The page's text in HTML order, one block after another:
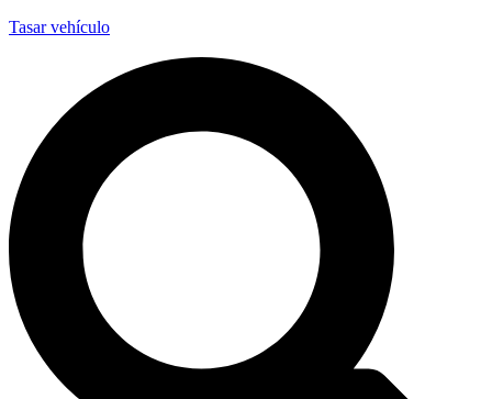
Tasar vehículo